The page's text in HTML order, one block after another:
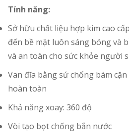
Tính năng:
Sở hữu chất liệu hợp kim cao
đến bề mặt luôn sáng bóng và
và an toàn cho sức khỏe người
Van đĩa bằng sứ chống bám
hoàn toàn
Khả năng xoay: 360 độ
Vòi tạo bọt chống bắn nước